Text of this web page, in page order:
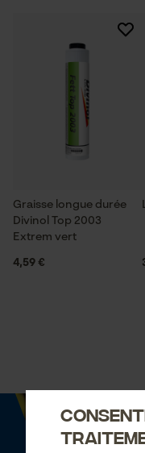
Graisse longue durée
Divinol Top 2003
Extrem vert
4,59 €